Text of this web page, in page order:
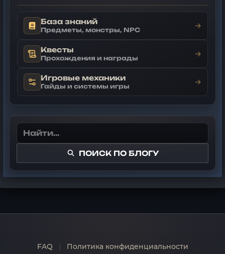
База знаний
Предметы, монстры, NPC →
Квесты
Прохождения и награды →
Игровые механики
Гайды и системы игры →
ПОИСК ПО БЛОГУ
FAQ Политика конфиденциальности